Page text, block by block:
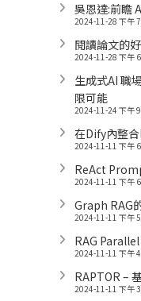
吳恩達:前瞻
2024-11-28 下午
閱讀論文的
2024-11-28 下午
生成式AI 職
限可能
2024-11-24 下午
在Dify內整
2024-11-11 下午
ReAct
2024-11-11 下午
Graph RAG
2024-11-11 下午
RAG
2024-11-11 下午
RAPTOR –
2024-11-11 下午